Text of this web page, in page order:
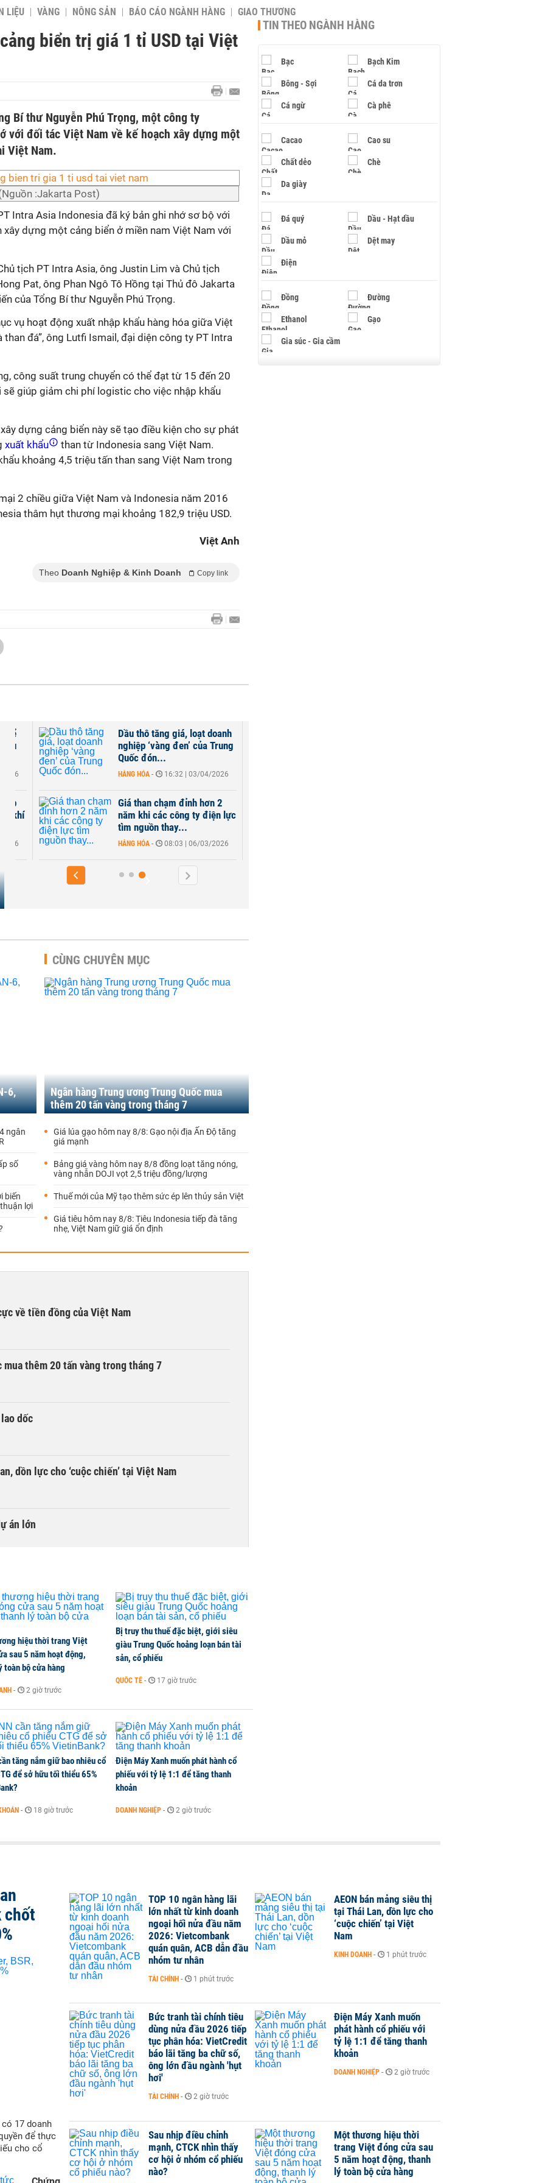
LIỆU VÀNG NÔNG SẢN BÁO CÁO NGÀNH HÀNG GIAO THƯƠNG
biển trị giá 1 tỉ USD tại Việt
Bí thư Nguyễn Phú Trọng, một công ty
với đối tác Việt Nam về kế hoạch xây dựng một
Việt Nam.
:Jakarta Post)
Intra Asia Indonesia đã ký bản ghi nhớ sơ bộ với
dựng một cảng biển ở miền nam Việt Nam với
tịch PT Intra Asia, ông Justin Lim và Chủ tịch
Pat, ông Phan Ngô Tô Hồng tại Thủ đô Jakarta
của Tổng Bí thư Nguyễn Phú Trọng.
vụ hoạt động xuất nhập khẩu hàng hóa giữa Việt
đá”, ông Lutfi Ismail, đại diện công ty PT Intra
công suất trung chuyển có thể đạt từ 15 đến 20
giúp giảm chi phí logistic cho việc nhập khẩu
dựng cảng biển này sẽ tạo điều kiện cho sự phát
xuất khẩu
than từ Indonesia sang Việt Nam.
khoảng 4,5 triệu tấn than sang Việt Nam trong
2 chiều giữa Việt Nam và Indonesia năm 2016
thâm hụt thương mại khoảng 182,9 triệu USD.
Việt Anh
Theo Doanh Nghiệp & Kinh Doanh Copy link
để
2026
khí
2026
Dầu thô tăng giá, loạt doanh
nghiệp ‘vàng đen’ của Trung
Quốc đón...
HÀNG HÓA - 16:32 | 03/04/2026
Giá than chạm đỉnh hơn 2
năm khi các công ty điện lực
tìm nguồn thay...
HÀNG HÓA - 08:03 | 06/03/2026
6,
ngân
số
biến
lợi
CÙNG CHUYÊN MỤC
Ngân hàng Trung ương Trung Quốc mua
thêm 20 tấn vàng trong tháng 7
Giá lúa gạo hôm nay 8/8: Gạo nội địa Ấn Độ tăng
giá mạnh
Bảng giá vàng hôm nay 8/8 đồng loạt tăng nóng,
vàng nhẫn DOJI vọt 2,5 triệu đồng/lượng
Thuế mới của Mỹ tạo thêm sức ép lên thủy sản Việt
Giá tiêu hôm nay 8/8: Tiêu Indonesia tiếp đà tăng
nhẹ, Việt Nam giữ giá ổn định
về tiền đồng của Việt Nam
mua thêm 20 tấn vàng trong tháng 7
dốc
dồn lực cho ‘cuộc chiến’ tại Việt Nam
án lớn
hiệu thời trang Việt
sau 5 năm hoạt động,
toàn bộ cửa hàng
- 2 giờ trước
Bị truy thu thuế đặc biệt, giới siêu
giàu Trung Quốc hoảng loạn bán tài
sản, cổ phiếu
QUỐC TẾ - 17 giờ trước
tăng nắm giữ bao nhiêu cổ
để sở hữu tối thiểu 65%
- 18 giờ trước
Điện Máy Xanh muốn phát hành cổ
phiếu với tỷ lệ 1:1 để tăng thanh
khoản
DOANH NGHIỆP - 2 giờ trước
TIN THEO NGÀNH HÀNG
Bạc Bạch Kim
Bông - Sợi Cá da trơn
Cá ngừ Cà phê
Cacao Cao su
Chất dẻo Chè
Da giày
Đá quý Dầu - Hạt dầu
Dầu mỏ Dệt may
Điện
Đồng Đường
Ethanol Gạo
Gia súc - Gia cầm
chốt
17 doanh
để thực
cho cổ
TOP 10 ngân hàng lãi
lớn nhất từ kinh doanh
ngoại hối nửa đầu năm
2026: Vietcombank
quán quân, ACB dẫn đầu
nhóm tư nhân
TÀI CHÍNH - 1 phút trước
AEON bán mảng siêu thị
tại Thái Lan, dồn lực cho
‘cuộc chiến’ tại Việt
Nam
KINH DOANH - 1 phút trước
Bức tranh tài chính tiêu
dùng nửa đầu 2026 tiếp
tục phân hóa: VietCredit
báo lãi tăng ba chữ số,
ông lớn đầu ngành 'hụt
hơi'
TÀI CHÍNH - 2 giờ trước
Điện Máy Xanh muốn
phát hành cổ phiếu với
tỷ lệ 1:1 để tăng thanh
khoản
DOANH NGHIỆP - 2 giờ trước
Sau nhịp điều chỉnh
mạnh, CTCK nhìn thấy
cơ hội ở nhóm cổ phiếu
nào?
Một thương hiệu thời
trang Việt đóng cửa sau
5 năm hoạt động, thanh
lý toàn bộ cửa hàng